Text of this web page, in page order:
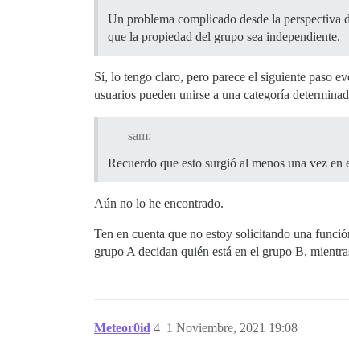
Un problema complicado desde la perspectiva
que la propiedad del grupo sea independiente.
Sí, lo tengo claro, pero parece el siguiente paso
usuarios pueden unirse a una categoría
sam:
Recuerdo que esto surgió al menos una vez en
Aún no lo he encontrado.
Ten en cuenta que no estoy solicitando una
grupo A decidan quién está en el grupo B,
Meteor0id 1 Noviembre, 2021 19:08
4